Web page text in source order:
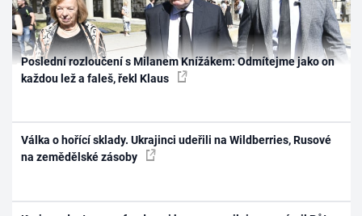
Poslední rozloučení s Milanem Knížákem: Odmítejme jako on
každou lež a faleš, řekl Klaus
Válka o hořící sklady. Ukrajinci udeřili na Wildberries, Rusové
na zemědělské zásoby